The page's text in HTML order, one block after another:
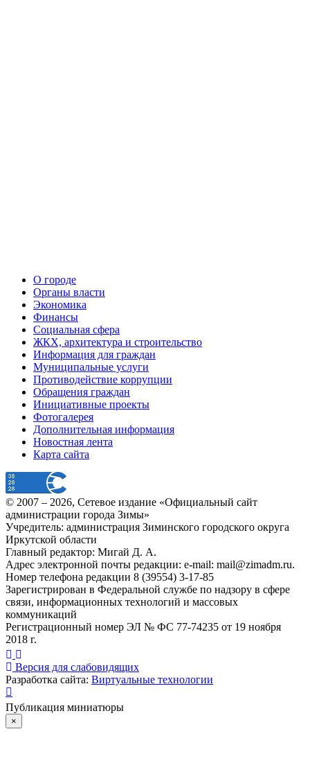
О городе
Органы власти
Экономика
Финансы
Социальная сфера
ЖКХ, архитектура и строительство
Информация для граждан
Муниципальные услуги
Противодействие коррупции
Обращения граждан
Инициативные проекты
Фотогалерея
Дополнительная информация
Новостная лента
Карта сайта
© 2007 – 2026, Сетевое издание «Официальный сайт
администрации города Зимы»
Учредитель: администрация Зиминского городского округа
Иркутской области
Главный редактор: Мигай Д. А.
Адрес электронной почты редакции: e-mail: mail@zimadm.ru.
Номер телефона редакции 8 (39554) 3-17-85
Зарегистрирован в Федеральной службе по надзору в сфере
связи, информационных технологий и массовых
коммуникаций
Регистрационный номер ЭЛ № ФС 77-74235 от 19 ноября
2018 г.
Версия для слабовидящих
Разработка сайта: Виртуальные технологии
Публикация миниатюры
×